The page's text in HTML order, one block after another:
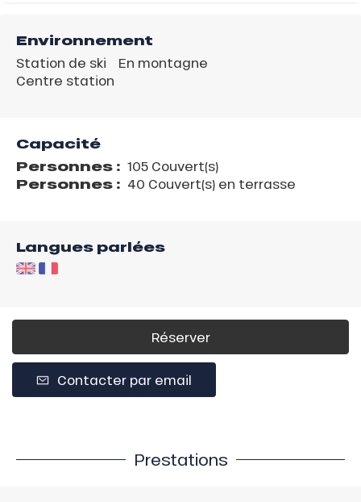
Environnement
Station de ski
En montagne
Centre station
Capacité
Personnes : 105 Couvert(s)
Personnes : 40 Couvert(s) en terrasse
Langues parlées
Réserver
Contacter par email
Prestations